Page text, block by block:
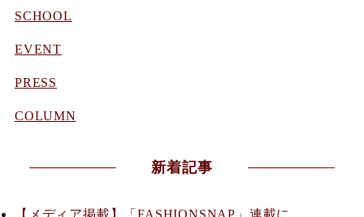
SCHOOL
EVENT
PRESS
COLUMN
新着記事